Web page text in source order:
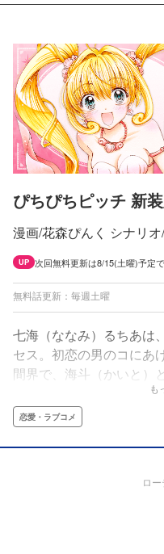
ぴちぴちピッチ 新
漫画/花森ぴんく シナリ
UP 次回無料更新は8/15(土曜)予定で
無料話更新：毎週土曜
七海（ななみ）るちあは
セス。初恋の男のコにあ
間界で、海斗（かいと
ジカルファンタジー、いも
恋愛・ラブコメ
ロ